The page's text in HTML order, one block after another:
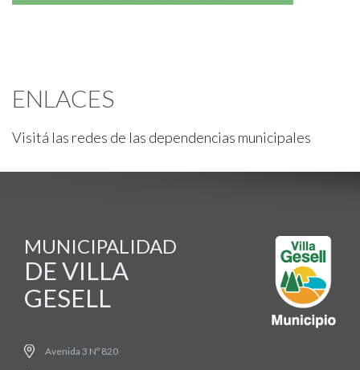
ENLACES
Visitá las redes de las dependencias municipales
MUNICIPALIDAD
DE VILLA
GESELL
Avenida 3 Nº 820